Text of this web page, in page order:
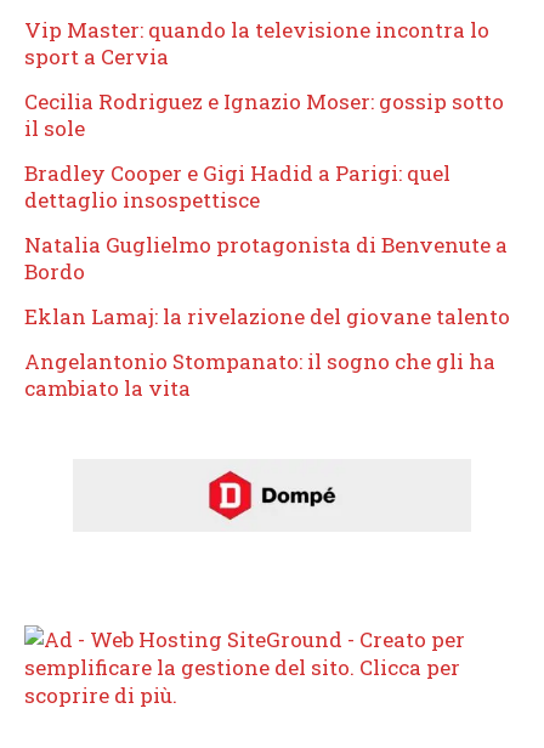
Vip Master: quando la televisione incontra lo
sport a Cervia
Cecilia Rodriguez e Ignazio Moser: gossip sotto
il sole
Bradley Cooper e Gigi Hadid a Parigi: quel
dettaglio insospettisce
Natalia Guglielmo protagonista di Benvenute a
Bordo
Eklan Lamaj: la rivelazione del giovane talento
Angelantonio Stompanato: il sogno che gli ha
cambiato la vita